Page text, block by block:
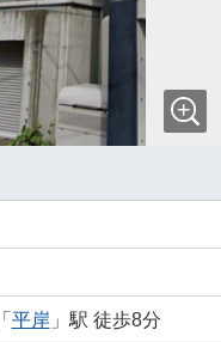
「 平岸 」駅 徒歩8分